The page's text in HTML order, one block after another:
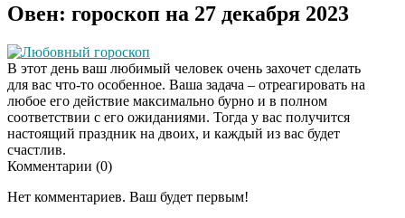
Овен: гороскоп на 27 декабря 2023
Любовный гороскоп
В этот день ваш любимый человек очень захочет сделать
для вас что-то особенное. Ваша задача – отреагировать на
любое его действие максимально бурно и в полном
соответствии с его ожиданиями. Тогда у вас получится
настоящий праздник на двоих, и каждый из вас будет
счастлив.
Комментарии (0)
Нет комментариев. Ваш будет первым!
Скрытая камера на
люди вытворяют, когда